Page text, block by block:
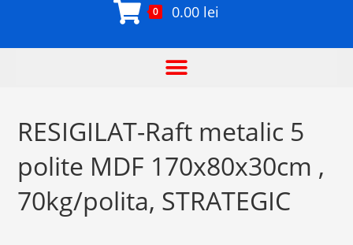
0 0.00 lei
RESIGILAT-Raft metalic 5
polite MDF 170x80x30cm ,
70kg/polita, STRATEGIC